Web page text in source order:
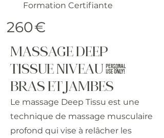
Formation Certifiante
260€
MASSAGE DEEP
TISSUE NIVEAU 2
BRAS ET JAMBES
Le massage Deep Tissu est une
technique de massage musculaire
profond qui vise à relâcher les